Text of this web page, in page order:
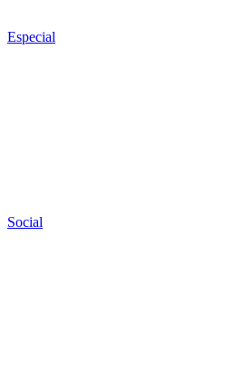
Especial
Social